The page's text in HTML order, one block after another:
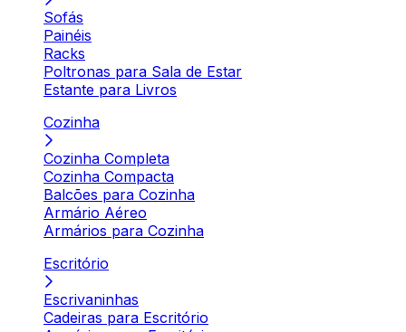
Sofás
Painéis
Racks
Poltronas para Sala de Estar
Estante para Livros
Cozinha
Cozinha Completa
Cozinha Compacta
Balcões para Cozinha
Armário Aéreo
Armários para Cozinha
Escritório
Escrivaninhas
Cadeiras para Escritório